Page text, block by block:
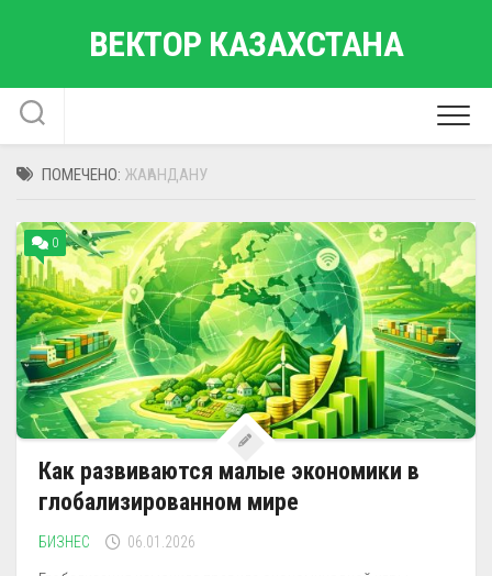
ВЕКТОР КАЗАХСТАНА
ПОМЕЧЕНО: ЖАҺАНДАНУ
0
Как развиваются малые экономики в
глобализированном мире
БИЗНЕС 06.01.2026